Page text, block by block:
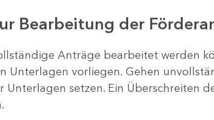
Bearbeitung der
Anträge bearbeitet werden
Unterlagen vorliegen. Gehen
Unterlagen setzen. Ein Überschreiten